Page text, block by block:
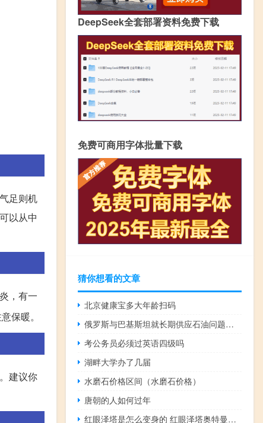
足则机
以从中
，有一
保暖。
建议你
DeepSeek全套部署资料免费下载
免费可商用字体批量下载
猜你想看的文章
北京健康宝多大年龄扫码
俄罗斯与巴基斯坦就长期供应石油问题进行讨论 谈判仍在继续
考公务员必须过英语四级吗
湖畔大学办了几届
水磨石价格区间（水磨石价格）
唐朝的人如何过年
红眼泽塔是怎么变身的 红眼泽塔奥特曼怎么画